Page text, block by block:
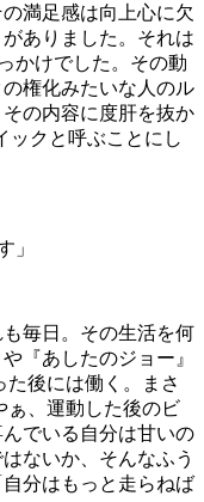
満足感は向上心に欠
ありました。それは
かけでした。その動
権化みたいな人のル
の内容に度肝を抜か
ックと呼ぶことにし
」
も毎日。その生活を何
『あしたのジョー』
た後には働く。まさ
ぁ、運動した後のビ
でいる自分は甘いの
ないか、そんなふう
分はもっと走らねば